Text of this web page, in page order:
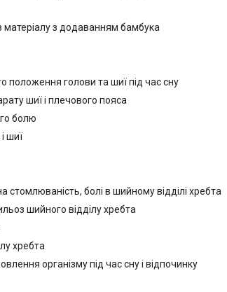
з додаванням бамбука
положення голови та шиї під час сну
шиї і плечового пояса
болю
шиї
стомлюваність, болі в шийному відділі хребта
шийного відділу хребта
хребта
організму під час сну і відпочинку